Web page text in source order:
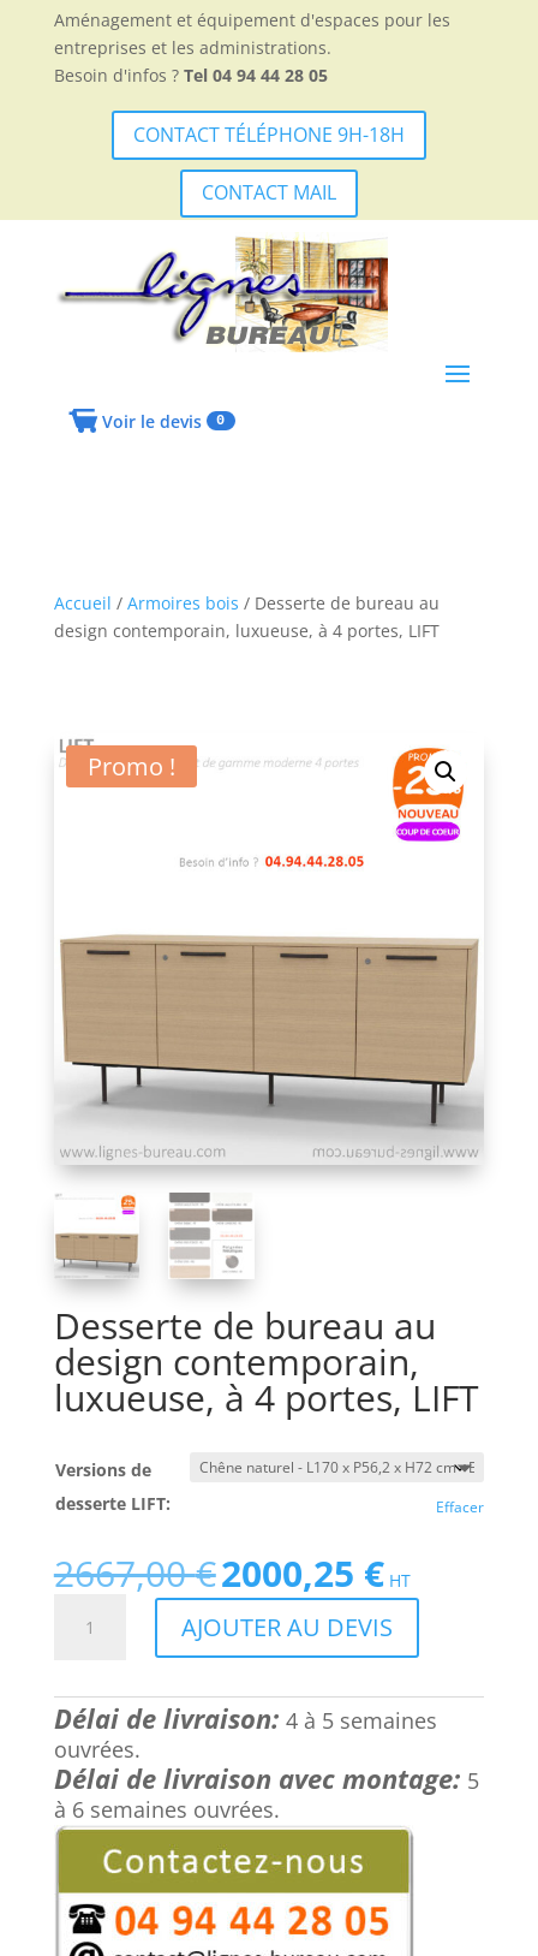
Aménagement et équipement d'espaces pour les
entreprises et les administrations.
Besoin d'infos ? Tel 04 94 44 28 05
CONTACT TÉLÉPHONE 9H-18H
CONTACT MAIL
Voir le devis 0
Accueil / Armoires bois / Desserte de bureau au
design contemporain, luxueuse, à 4 portes, LIFT
Promo !
Desserte de bureau au
design contemporain,
luxueuse, à 4 portes, LIFT
Versions de
desserte LIFT:
Effacer
2667,00€ Le
prix
initial
était :
2000,25 €Le
prix
actuel
est :
HT
bureau
au
design
contemporain,
luxueuse,
portes,
LIFT
AJOUTER AU DEVIS
Délai de livraison: 4 à 5 semaines
ouvrées.
Délai de livraison avec montage: 5
à 6 semaines ouvrées.